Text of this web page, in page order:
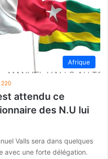
Afrique
220
attendu ce
des N.U lui
Valls sera dans quelques
avec une forte délégation.